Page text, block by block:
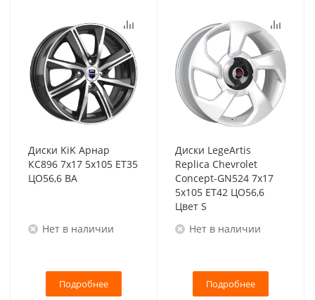
Диски KiK Арнар
КС896 7x17 5x105 ET35
ЦО56,6 BA
Нет в наличии
Подробнее
Диски LegeArtis
Replica Chevrolet
Concept-GN524 7x17
5x105 ET42 ЦО56,6
Цвет S
Нет в наличии
Подробнее